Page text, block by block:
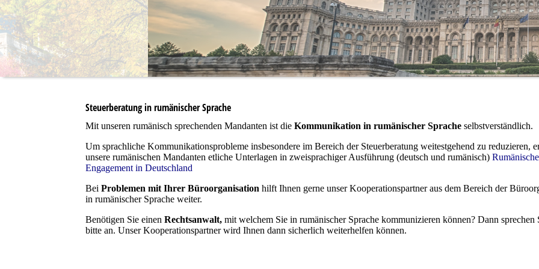
Steuerberatung in rumänischer Sprache
Mit unseren rumänisch sprechenden Mandanten ist die Kommunikation in rumänischer Sprache selbstverständlich.
Um sprachliche Kommunikationsprobleme insbesondere im Bereich der Steuerberatung weitestgehend zu reduzieren,
unsere rumänischen Mandanten etliche Unterlagen in zweisprachiger Ausführung (deutsch und rumänisch)
Engagement in Deutschland
Bei Problemen mit Ihrer Büroorganisation hilft Ihnen gerne unser Kooperationspartner aus dem Bereich der
in rumänischer Sprache weiter.
Benötigen Sie einen Rechtsanwalt, mit welchem Sie in rumänischer Sprache kommunizieren können? Dann sprechen
bitte an. Unser Kooperationspartner wird Ihnen dann sicherlich weiterhelfen können.